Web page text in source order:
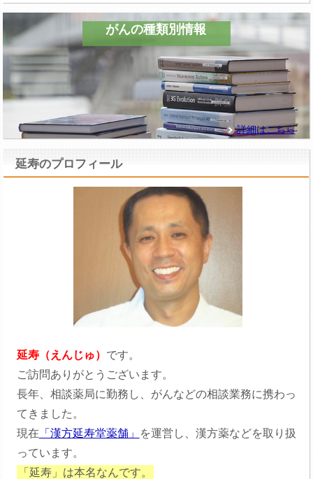
がんの種類別情報
詳細はこちら
延寿のプロフィール
延寿（えんじゅ） です。
ご訪問ありがとうございます。
長年、相談薬局に勤務し、がんなどの相談業務に携わっ
てきました。
現在 「漢方延寿堂薬舗」
を運営し、漢方薬などを取り扱
っています。
「延寿」は本名なんです。